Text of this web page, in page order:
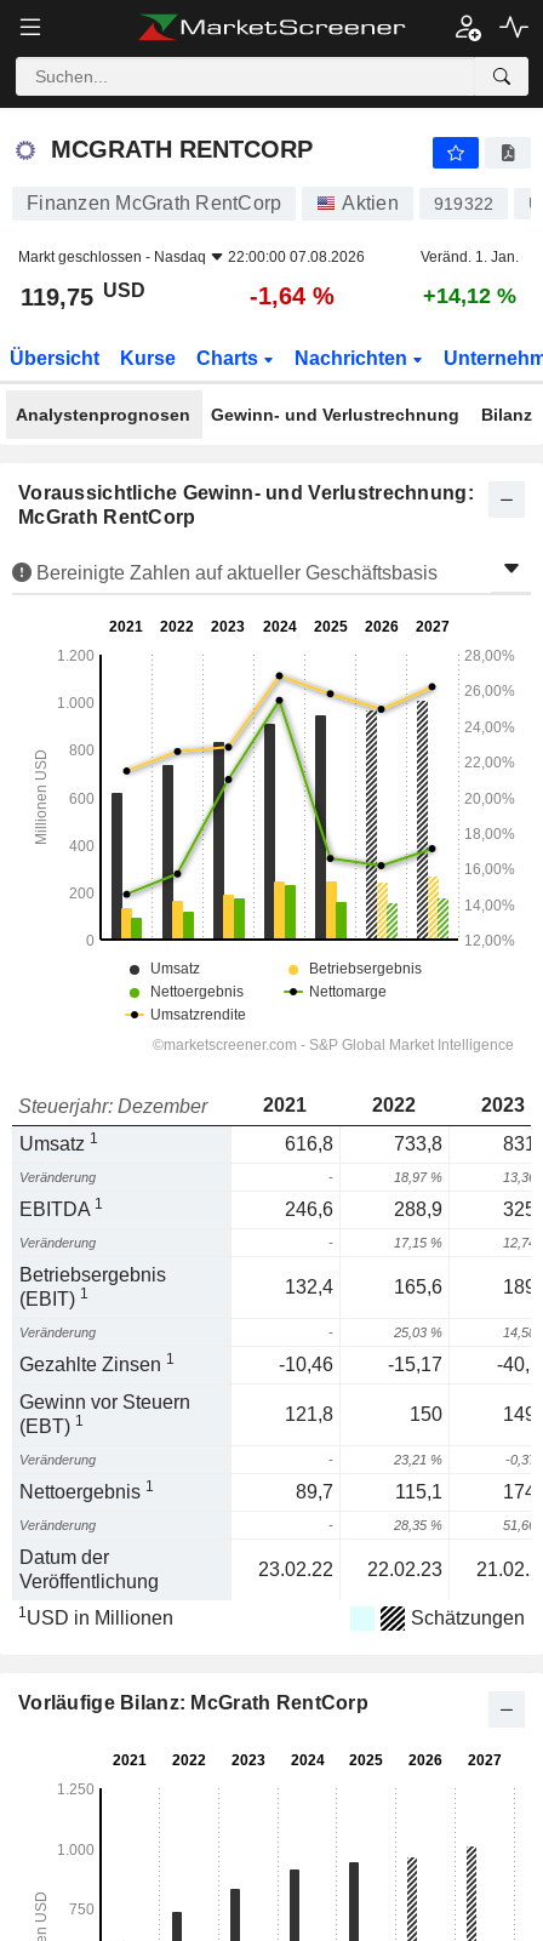
MCGRATH RENTCORP
MCGRATH RENTCORP
Finanzen McGrath RentCorp Aktien 919322
Markt geschlossen - Nasdaq 22:00:00 07.08.2026 Veränd. 1. Jan.
119,75 USD -1,64 % +14,12 %
Übersicht Kurse Charts Nachrichten
Analystenprognosen Gewinn- und Verlustrechnung Bilanz
Voraussichtliche Gewinn- und Verlustrechnung:
McGrath RentCorp
Bereinigte Zahlen auf aktueller Geschäftsbasis
Steuerjahr: Dezember 2021 2022
2023
Umsatz 1 616,8 733,8
Veränderung - 18,97 % 13,36
EBITDA 1 246,6 288,9
Veränderung - 17,15 % 12,74
Betriebsergebnis
(EBIT) 1 132,4 165,6
Veränderung - 25,03 % 14,58
Gezahlte Zinsen 1 -10,46 -15,17
-
Gewinn vor Steuern
(EBT) 1 121,8 150
Veränderung - 23,21 % -0,37
Nettoergebnis 1 89,7 115,1
Veränderung - 28,35 % 51,66
Datum der
Veröffentlichung
23.02.22 22.02.23
1USD in Millionen Schätzungen
Vorläufige Bilanz: McGrath RentCorp